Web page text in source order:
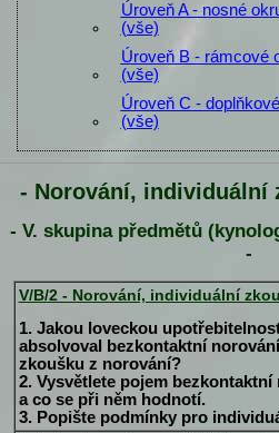
Úroveň A - nosné
(vše)
Úroveň B - rámcové
(vše)
Úroveň C -
(vše)
- Norování, individuální
- V. skupina předmětů
-
V/B/2 - Norování, individuální
1. Jakou loveckou
absolvoval bezkontaktní
zkoušku z norování?
2. Vysvětlete pojem
a co se při něm hodnotí.
3. Popište podmínky pro